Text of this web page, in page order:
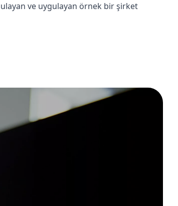
ve uygulayan örnek bir şirket